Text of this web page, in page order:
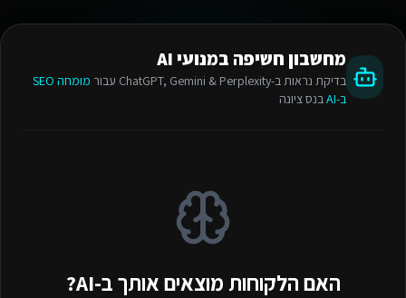
מחשבון חשיפה במנועי AI
בדיקת נראות ב-ChatGPT, Gemini & Perplexity עבור
מומחה SEO
ב-AI
בנס ציונה
האם הלקוחות מוצאים אותך ב-AI?